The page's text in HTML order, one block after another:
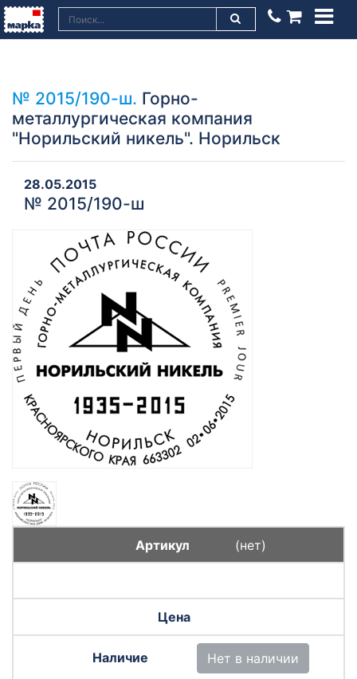
№ 2015/190-ш. Горно-
металлургическая компания
"Норильский никель". Норильск
28.05.2015
№ 2015/190-ш
(нет)
Нет в наличии